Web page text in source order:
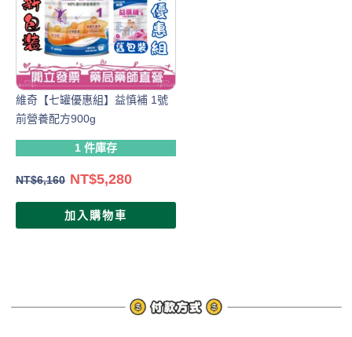
維奇【七罐優惠組】益慎補 1號
前營養配方900g
1 件庫存
NT$6,160 NT$5,280
加入購物車